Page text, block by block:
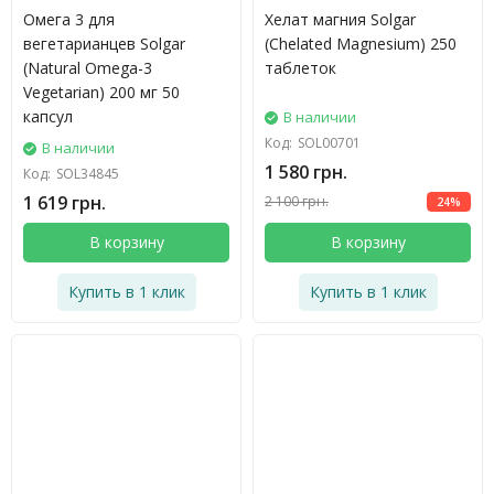
Компания Солгар имеет свой научно-исследовательский
центр. Таким образом, ассортимент продукции постоянно
обновляется и расширяется. Современные научные
исследования и новейшие технологии производства
позволяют обеспечить высокое качество и доказанную
эффективность биологически активных добавок.
Контроль качества
Качество – один из самых главных приоритетов компании
Солгар. Контроль качества происходит от этапа отбора
сырья до конечного результата получаемой продукции.
Омега 3 для
вегетарианцев Solgar
(Natural Omega-3
Vegetarian) 200 мг 50
капсул
В наличии
Код: SOL34845
1 619 грн.
В корзину
Купить в 1 клик
Хелат магния Solgar
(Chelated Magnesium) 250
таблеток
В наличии
Код: SOL00701
1 580 грн.
2 100 грн. 24%
В корзину
Купить в 1 клик